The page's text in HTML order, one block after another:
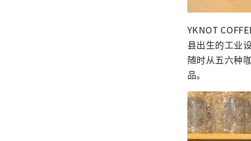
YKNOT
县出生的工业
随时从五六种
品。